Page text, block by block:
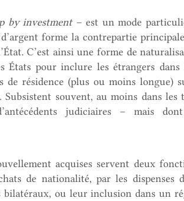
by investment – est un mode
forme la contrepartie
C’est ainsi une forme de
États pour inclure les étrangers dans
de résidence (plus ou moins longue)
souvent, au moins dans les
judiciaires – mais
acquises servent deux
de nationalité, par les dispenses
bilatéraux, ou leur inclusion dans un